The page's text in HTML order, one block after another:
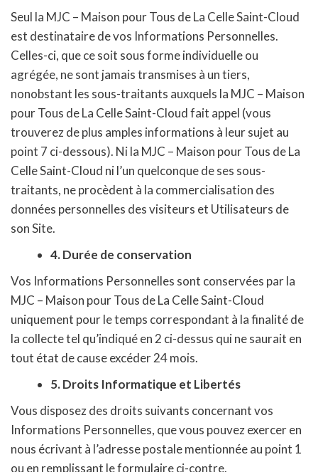
Seul la MJC – Maison pour Tous de La Celle Saint-Cloud
est destinataire de vos Informations Personnelles.
Celles-ci, que ce soit sous forme individuelle ou
agrégée, ne sont jamais transmises à un tiers,
nonobstant les sous-traitants auxquels la MJC – Maison
pour Tous de La Celle Saint-Cloud fait appel (vous
trouverez de plus amples informations à leur sujet au
point 7 ci-dessous). Ni la MJC – Maison pour Tous de La
Celle Saint-Cloud ni l’un quelconque de ses sous-
traitants, ne procèdent à la commercialisation des
données personnelles des visiteurs et Utilisateurs de
son Site.
4. Durée de conservation
Vos Informations Personnelles sont conservées par la
MJC – Maison pour Tous de La Celle Saint-Cloud
uniquement pour le temps correspondant à la finalité de
la collecte tel qu’indiqué en 2 ci-dessus qui ne saurait en
tout état de cause excéder 24 mois.
5. Droits Informatique et Libertés
Vous disposez des droits suivants concernant vos
Informations Personnelles, que vous pouvez exercer en
nous écrivant à l’adresse postale mentionnée au point 1
ou en remplissant le formulaire ci-contre.